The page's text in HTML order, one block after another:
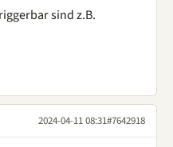
sind z.B.
2024-04-11 08:31#7642918